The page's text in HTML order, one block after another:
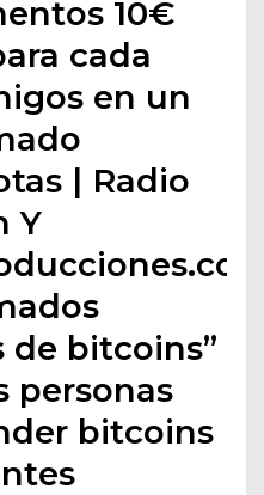
10€
cada
en un
| Radio
Y
de bitcoins”
personas
bitcoins